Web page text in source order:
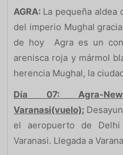
AGRA: La pequeña aldea
del imperio Mughal
de hoy Agra es un
arenisca roja y mármol
herencia Mughal, la
Día 07: Agra-
Varanasi(vuelo):
el aeropuerto de
Varanasi. Llegada a